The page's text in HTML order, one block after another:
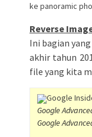
ke panoramic
Reverse
Ini bagian
akhir tahun
file yang kita
Google
Google
Google